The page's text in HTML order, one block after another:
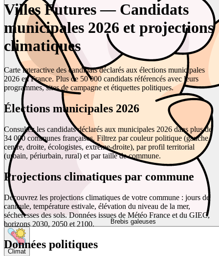
Brebis galeuses
Climat
Villes Futures — Candidats
municipales 2026 et projections
climatiques
Carte interactive des candidats déclarés aux élections municipales
2026 en France. Plus de 50 000 candidats référencés avec leurs
programmes, sites de campagne et étiquettes politiques.
Élections municipales 2026
Consultez les candidats déclarés aux municipales 2026 dans plus de
34 000 communes françaises. Filtrez par couleur politique (gauche,
centre, droite, écologistes, extrême-droite), par profil territorial
(urbain, périurbain, rural) et par taille de commune.
Projections climatiques par commune
Découvrez les projections climatiques de votre commune : jours de
canicule, température estivale, élévation du niveau de la mer,
sécheresses des sols. Données issues de Météo France et du GIEC,
horizons 2030, 2050 et 2100.
Données politiques